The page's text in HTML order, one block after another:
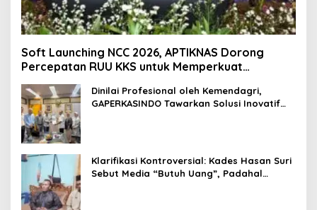
Soft Launching NCC 2026, APTIKNAS Dorong
Percepatan RUU KKS untuk Memperkuat
Dinilai Profesional oleh Kemendagri,
GAPERKASINDO Tawarkan Solusi Inovatif
Klarifikasi Kontroversial: Kades Hasan Suri
Sebut Media “Butuh Uang”, Padahal